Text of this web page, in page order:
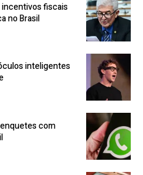
fiscais
no Brasil
inteligentes
com